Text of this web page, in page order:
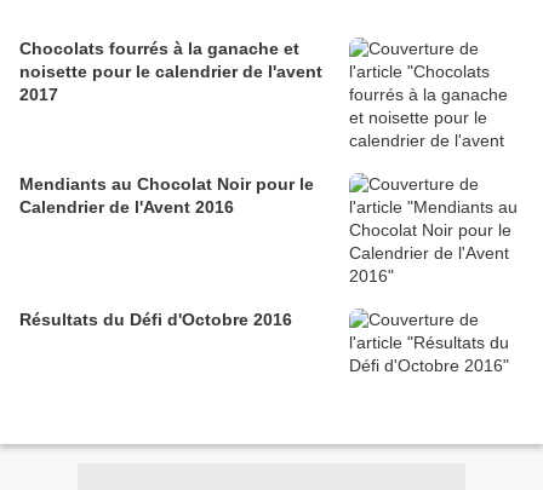
Chocolats fourrés à la ganache et
noisette pour le calendrier de l'avent
2017
Mendiants au Chocolat Noir pour le
Calendrier de l'Avent 2016
Résultats du Défi d'Octobre 2016